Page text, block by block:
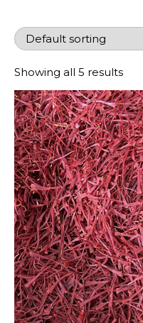
Showing all 5 results